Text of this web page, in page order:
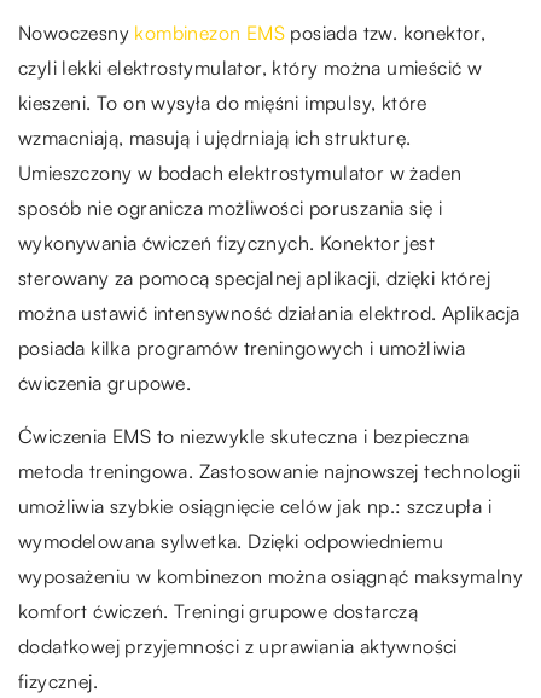
Nowoczesny kombinezon EMS posiada tzw. konektor,
czyli lekki elektrostymulator, który można umieścić w
kieszeni. To on wysyła do mięśni impulsy, które
wzmacniają, masują i ujędrniają ich strukturę.
Umieszczony w bodach elektrostymulator w żaden
sposób nie ogranicza możliwości poruszania się i
wykonywania ćwiczeń fizycznych. Konektor jest
sterowany za pomocą specjalnej aplikacji, dzięki której
można ustawić intensywność działania elektrod. Aplikacja
posiada kilka programów treningowych i umożliwia
ćwiczenia grupowe.
Ćwiczenia EMS to niezwykle skuteczna i bezpieczna
metoda treningowa. Zastosowanie najnowszej technologii
umożliwia szybkie osiągnięcie celów jak np.: szczupła i
wymodelowana sylwetka. Dzięki odpowiedniemu
wyposażeniu w kombinezon można osiągnąć maksymalny
komfort ćwiczeń. Treningi grupowe dostarczą
dodatkowej przyjemności z uprawiania aktywności
fizycznej.